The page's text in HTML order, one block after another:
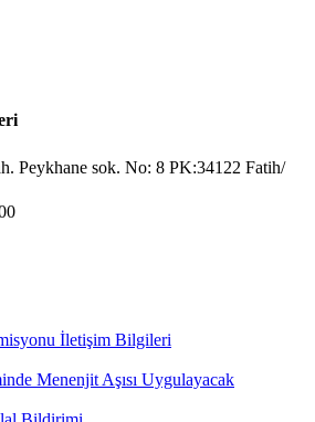
Peykhane sok. No: 8 PK:34122 Fatih/
İletişim Bilgileri
Menenjit Aşısı Uygulayacak